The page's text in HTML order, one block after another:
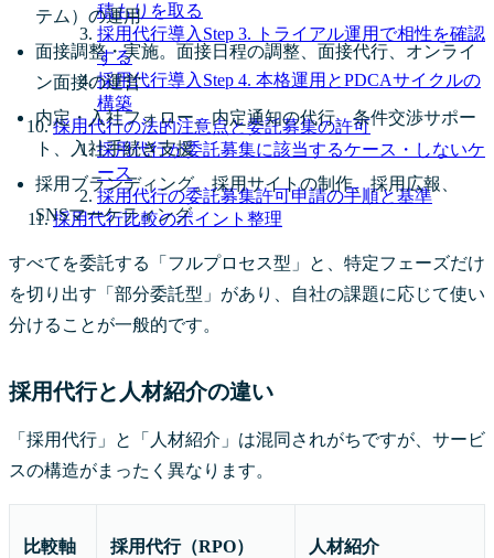
積もりを取る
採用代行導入Step 3. トライアル運用で相性を確認
する
採用代行導入Step 4. 本格運用とPDCAサイクルの
構築
採用代行の法的注意点と委託募集の許可
採用代行が委託募集に該当するケース・しないケ
ース
採用代行の委託募集許可申請の手順と基準
採用代行比較のポイント整理
テム）の運用
面接調整・実施。面接日程の調整、面接代行、オンライ
ン面接の運営
内定・入社フォロー。内定通知の代行、条件交渉サポー
ト、入社手続き支援
採用ブランディング。採用サイトの制作、採用広報、
SNSマーケティング
すべてを委託する「フルプロセス型」と、特定フェーズだけ
を切り出す「部分委託型」があり、自社の課題に応じて使い
分けることが一般的です。
採用代行と人材紹介の違い
「採用代行」と「人材紹介」は混同されがちですが、サービ
スの構造がまったく異なります。
比較軸 採用代行（RPO） 人材紹介